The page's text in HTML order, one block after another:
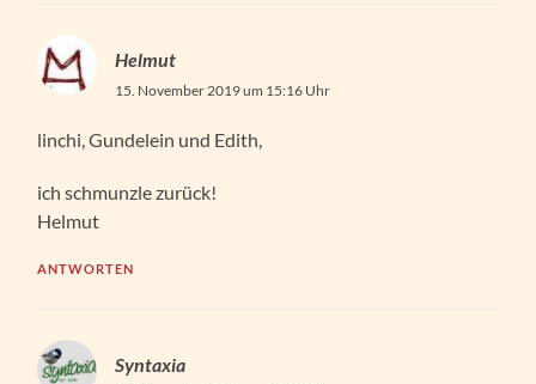
Helmut
15. November 2019 um 15:16 Uhr
linchi, Gundelein und Edith,
ich schmunzle zurück!
Helmut
ANTWORTEN
Syntaxia